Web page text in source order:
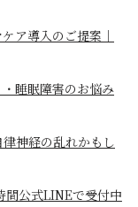
ア導入のご提案｜
睡眠障害のお悩み
神経の乱れかもし
間公式LINEで受付中